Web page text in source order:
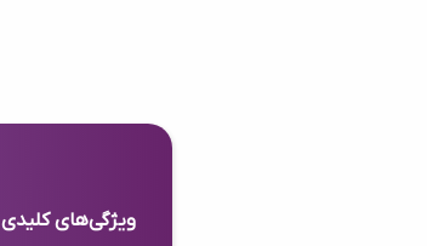
ویژگی‌های کلیدی NotiMan